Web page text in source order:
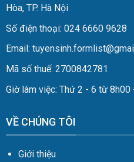
Hòa, TP. Hà Nội
Số điện thoại: 024 6660 9628
Email:
Mã số thuế: 2700842781
Giờ làm việc: Thứ 2 - 6 từ
VỀ CHÚNG TÔI
Giới thiệu